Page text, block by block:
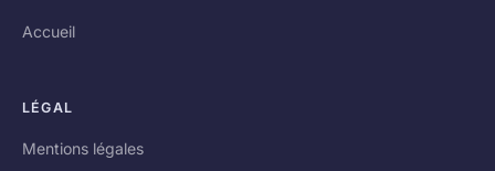
Accueil
LÉGAL
Mentions légales